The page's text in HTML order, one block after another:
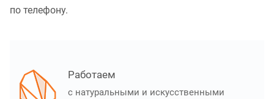
по телефону.
Работаем
с натуральными и искусственными